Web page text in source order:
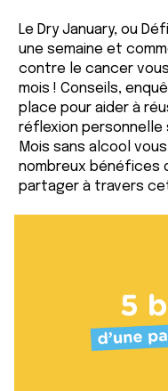
Le Dry January, ou
une semaine et
contre le cancer
mois ! Conseils,
place pour aider à
réflexion personnelle
Mois sans alcool
nombreux bénéfices
partager à travers